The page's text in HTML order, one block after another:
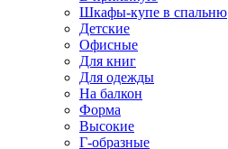
Шкафы-купе в спальню
Детские
Офисные
Для книг
Для одежды
На балкон
Форма
Высокие
Г-образные